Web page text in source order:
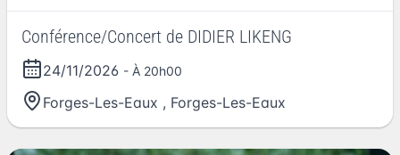
Conférence/Concert de DIDIER LIKENG
24/11/2026 - À 20h00
Forges-Les-Eaux , Forges-Les-Eaux